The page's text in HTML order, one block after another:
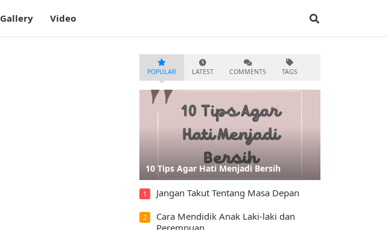
Gallery Video
POPULAR LATEST COMMENTS TAGS
10 Tips Agar Hati Menjadi Bersih
1 Jangan Takut Tentang Masa Depan
2
Cara Mendidik Anak Laki-laki dan
Perempuan